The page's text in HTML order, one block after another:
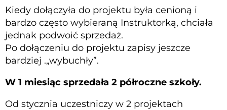
Kiedy dołączyła do projektu była cenioną i
bardzo często wybieraną Instruktorką, chciała
jednak podwoić sprzedaż.
Po dołączeniu do projektu zapisy jeszcze
bardziej .„wybuchły”.
W 1 miesiąc sprzedała 2 półroczne szkoły.
Od stycznia uczestniczy w 2 projektach